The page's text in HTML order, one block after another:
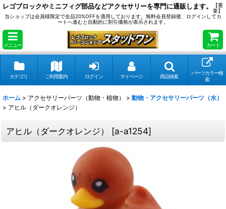
レゴブロックやミニフィグ部品などアクセサリーを専門に通販します。
【重
要】
当ショップは会員様限定で全品20%OFFを適用しております。無料会員登録後、ログインしてカ
ートへ進むと自動的に割引価格が表示されます。
メニュー カート
カテゴリ ご利用案内 ログイン マイページ 商品検索
パーツカラー検
索
ホーム > アクセサリーパーツ（動物・植物） > 動物・アクセサリーパーツ（水）
> アヒル（ダークオレンジ）
アヒル（ダークオレンジ） [a-a1254]